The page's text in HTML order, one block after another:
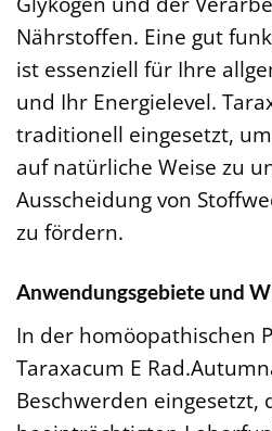
Nährstoffen. Eine gut
ist essenziell für Ihre
und Ihr Energielevel.
traditionell eingesetzt,
auf natürliche Weise zu
Ausscheidung von
zu fördern.
Anwendungsgebiete und
In der homöopathischen
Taraxacum E
Beschwerden eingesetzt,